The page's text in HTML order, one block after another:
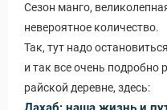
Сезон манго,
невероятное количество.
Так, тут надо
и так все очень подробно
райской деревне, здесь: